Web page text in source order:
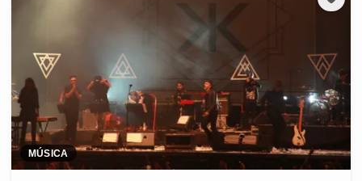
MÚSICA